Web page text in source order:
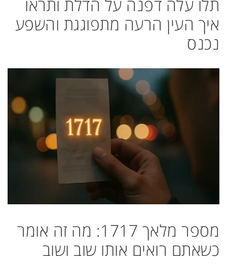
תלו עלה דפנה על הדלת ותראו
איך העין הרעה מתפוגגת והשפע
נכנס
מספר מלאך 1717: מה זה אומר
כשאתם רואים אותו שוב ושוב